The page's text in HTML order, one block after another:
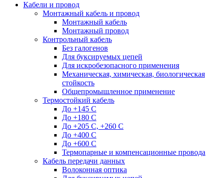
Кабели и провод
Монтажный кабель и провод
Монтажный кабель
Монтажный провод
Контрольный кабель
Без галогенов
Для буксируемых цепей
Для искробезопасного применения
Механическая, химическая, биологическая
стойкость
Общепромышленное применение
Термостойкий кабель
До +145 С
До +180 C
До +205 С, +260 С
До +400 C
До +600 С
Термопарные и компенсационные провода
Кабель передачи данных
Волоконная оптика